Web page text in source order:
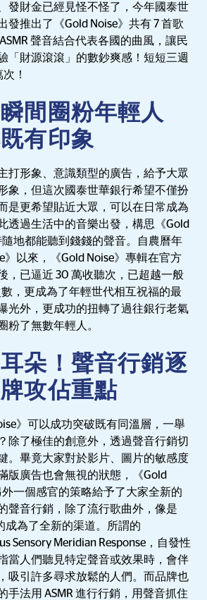
發財金已經見怪不怪了，今年國泰世
發推出了《Gold Noise》共有 7 首歌
聲音結合代表各國的曲風，讓民
「財源滾滾」的數鈔爽感！短短三週
！
間圈粉年輕人
有印象
打形象、意識類型的廣告，給予大眾
象，但這次國泰世華銀行希望不僅扮
是更希望貼近大眾，可以在日常成為
透過生活中的音樂出發，構思《Gold
地都能聽到錢錢的聲音。自農曆年
》以來，《Gold Noise》專輯在官方
，已逼近 30 萬收聽次，已超越一般
，更成為了年輕世代相互祝福的最
光外，更成功的扭轉了過往銀行老氣
粉了無數年輕人。
朵！聲音行銷逐
攻佔重點
》可以成功突破既有同溫層，一舉
除了極佳的創意外，透過聲音行銷切
。畢竟大家對於影片、圖片的敏感度
版廣告也會無視的狀態，《Gold
一個感官的策略給予了大家全新的
聲音行銷，除了流行歌曲外，像是
成為了全新的渠道。所謂的
Sensory Meridian Response，自發性
當人們聽見特定聲音或效果時，會伴
吸引許多尋求放鬆的人們。而品牌也
手法用 ASMR 進行行銷，用聲音抓住